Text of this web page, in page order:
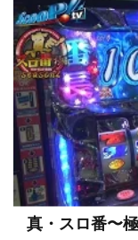
真・スロ番〜